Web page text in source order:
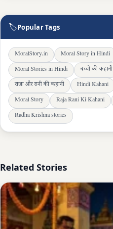
🏷Popular Tags
MoralStory.in Moral Story in Hindi
Moral Stories in Hindi
बच्चों की कहानी
राजा और रानी की कहानी
Hindi Kahani
Moral Story
Raja Rani Ki Kahani
Radha Krishna stories
Related Stories